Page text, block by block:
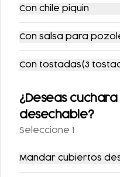
$104.00
Con chile piquin
Con salsa para
Con tostadas(3
¿Deseas cuchara
desechable?
Seleccione 1
Mandar cubiertos